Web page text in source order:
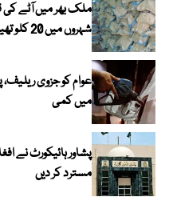
ملک بھر میں آٹے
شہروں میں 20 کلو تھیلا 100 روپے تک مہنگا
عوام کو جزوی ریلیف،
میں کمی
پشاور ہائیکورٹ نے
مسترد کر دیں